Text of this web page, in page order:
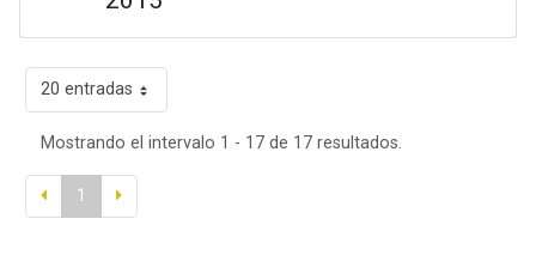
20 entradas
Mostrando el intervalo 1 - 17 de 17 resultados.
1